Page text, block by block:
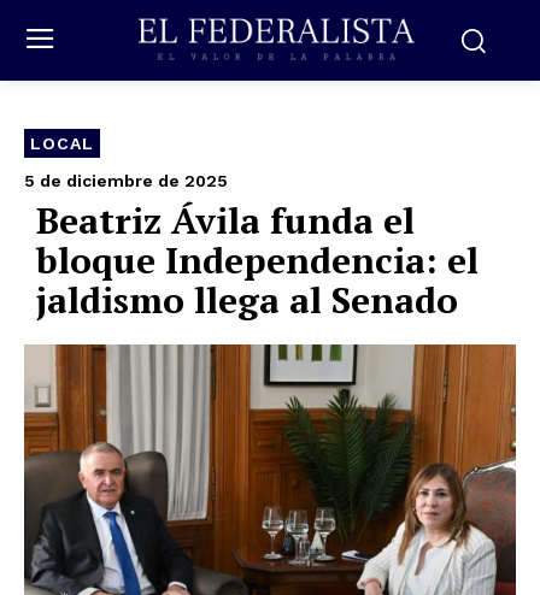
LOCAL
5 de diciembre de 2025
Beatriz Ávila funda el
bloque Independencia: el
jaldismo llega al Senado